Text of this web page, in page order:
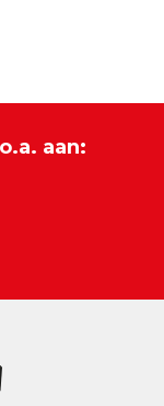
aan: